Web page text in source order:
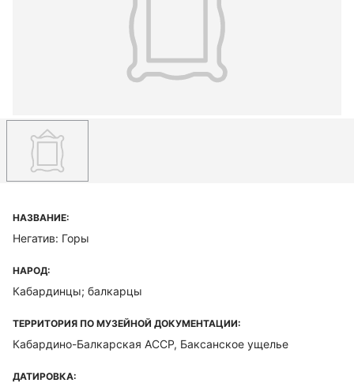
НАЗВАНИЕ:
Негатив: Горы
НАРОД:
Кабардинцы; балкарцы
ТЕРРИТОРИЯ ПО МУЗЕЙНОЙ ДОКУМЕНТАЦИИ:
Кабардино-Балкарская ACCP, Баксанское ущелье
ДАТИРОВКА: